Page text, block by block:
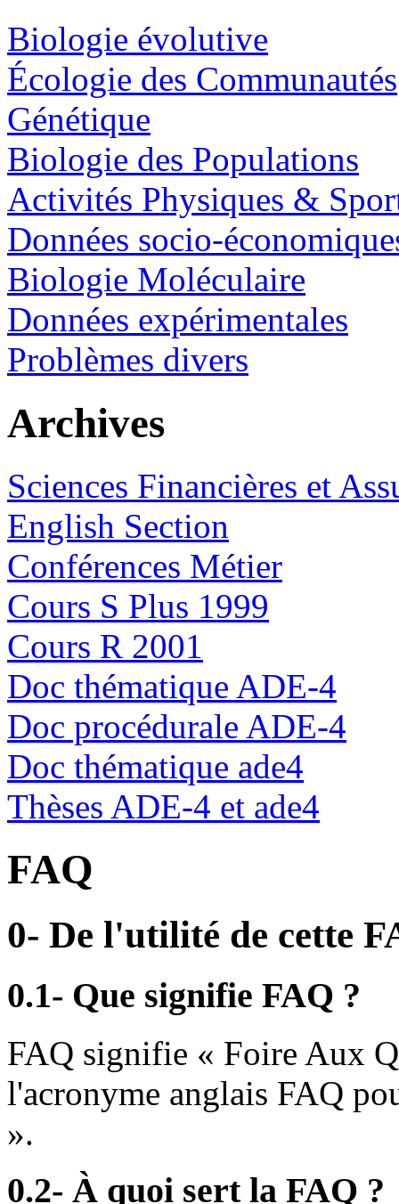
Biologie évolutive
Écologie des Communautés
Génétique
Biologie des Populations
Activités Physiques &
Données socio-
Biologie Moléculaire
Données expérimentales
Problèmes divers
Archives
Sciences Financières et
English Section
Conférences Métier
Cours S Plus 1999
Cours R 2001
Doc thématique ADE-4
Doc procédurale ADE-4
Doc thématique ade4
Thèses ADE-4 et ade4
FAQ
0- De l'utilité de cette
0.1- Que signifie FAQ ?
FAQ signifie « Foire Aux
l'acronyme anglais FAQ
».
0.2- À quoi sert la FAQ ?